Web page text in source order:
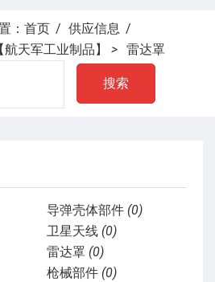
： 首页
供应信息
【航天军工业制品】 > 雷达罩
搜索
导弹壳体部件 (0)
卫星天线 (0)
雷达罩 (0)
枪械部件 (0)